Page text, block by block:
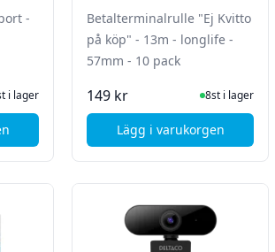
-
i lager
UH700 - USB-Hub - 7 port - USB 3.0
Betalterminalrulle "Ej Kvitto
på köp" - 13m - longlife -
57mm - 10 pack
149 kr I Lager8st i lager
Lägg i varukorgen
,